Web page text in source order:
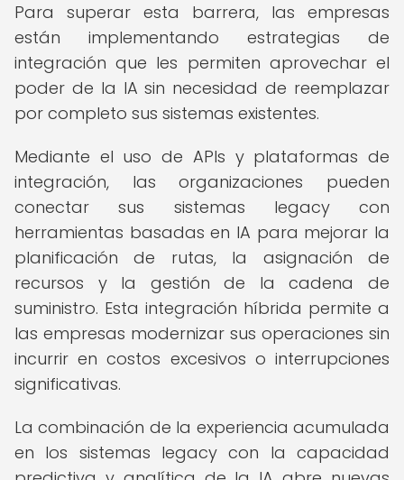
Para superar esta barrera, las empresas
están implementando estrategias de
integración que les permiten aprovechar el
poder de la IA sin necesidad de reemplazar
por completo sus sistemas existentes.
Mediante el uso de APIs y plataformas de
integración, las organizaciones pueden
conectar sus sistemas legacy con
herramientas basadas en IA para mejorar la
planificación de rutas, la asignación de
recursos y la gestión de la cadena de
suministro. Esta integración híbrida permite a
las empresas modernizar sus operaciones sin
incurrir en costos excesivos o interrupciones
significativas.
La combinación de la experiencia acumulada
en los sistemas legacy con la capacidad